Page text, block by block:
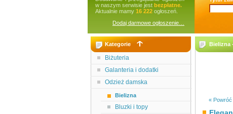
w naszym serwisie jest bezpłatne.
Aktualnie mamy 16 222 ogłoszeń.
Dodaj darmowe ogłoszenie…
Kategorie
Biżuteria
Galanteria i dodatki
Odzież damska
Bielizna
Bluzki i topy
Bielizna
« Powróć